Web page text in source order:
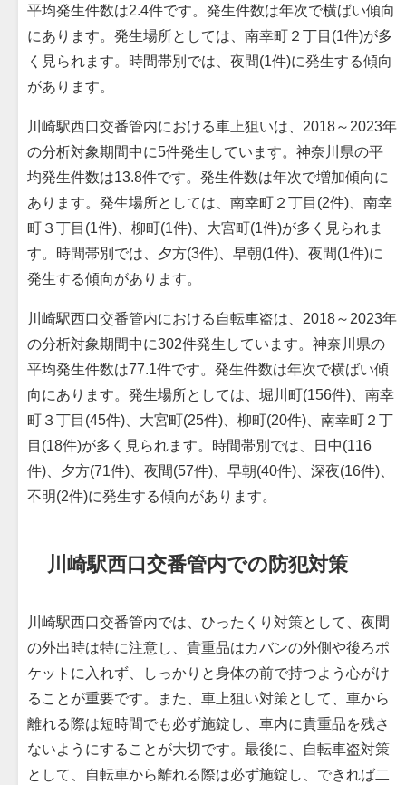
平均発生件数は2.4件です。発生件数は年次で横ばい傾向
にあります。発生場所としては、南幸町２丁目(1件)が多
く見られます。時間帯別では、夜間(1件)に発生する傾向
があります。
川崎駅西口交番管内における車上狙いは、2018～2023年
の分析対象期間中に5件発生しています。神奈川県の平
均発生件数は13.8件です。発生件数は年次で増加傾向に
あります。発生場所としては、南幸町２丁目(2件)、南幸
町３丁目(1件)、柳町(1件)、大宮町(1件)が多く見られま
す。時間帯別では、夕方(3件)、早朝(1件)、夜間(1件)に
発生する傾向があります。
川崎駅西口交番管内における自転車盗は、2018～2023年
の分析対象期間中に302件発生しています。神奈川県の
平均発生件数は77.1件です。発生件数は年次で横ばい傾
向にあります。発生場所としては、堀川町(156件)、南幸
町３丁目(45件)、大宮町(25件)、柳町(20件)、南幸町２丁
目(18件)が多く見られます。時間帯別では、日中(116
件)、夕方(71件)、夜間(57件)、早朝(40件)、深夜(16件)、
不明(2件)に発生する傾向があります。
川崎駅西口交番管内での防犯対策
川崎駅西口交番管内では、ひったくり対策として、夜間
の外出時は特に注意し、貴重品はカバンの外側や後ろポ
ケットに入れず、しっかりと身体の前で持つよう心がけ
ることが重要です。また、車上狙い対策として、車から
離れる際は短時間でも必ず施錠し、車内に貴重品を残さ
ないようにすることが大切です。最後に、自転車盗対策
として、自転車から離れる際は必ず施錠し、できれば二